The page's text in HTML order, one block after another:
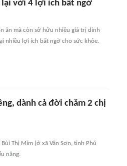
với 4 lợi ích bất ngờ
ăn mà còn sở hữu nhiều giá trị dinh
nhiều lợi ích bất ngờ cho sức khỏe.
dành cả đời chăm 2 chị
Thị Mỉm (ở xã Vân Sơn, tỉnh Phú
năng.